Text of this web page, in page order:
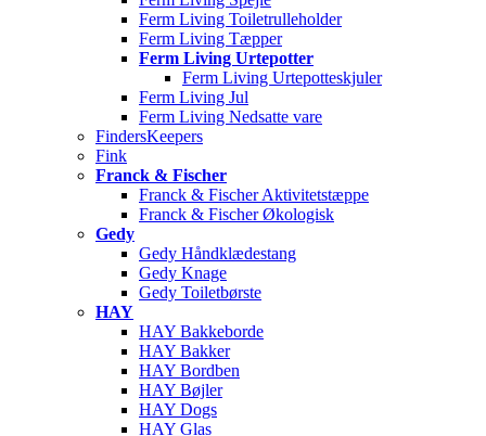
Ferm Living Toiletrulleholder
Ferm Living Tæpper
Ferm Living Urtepotter
Ferm Living Urtepotteskjuler
Ferm Living Jul
Ferm Living Nedsatte vare
FindersKeepers
Fink
Franck & Fischer
Franck & Fischer Aktivitetstæppe
Franck & Fischer Økologisk
Gedy
Gedy Håndklædestang
Gedy Knage
Gedy Toiletbørste
HAY
HAY Bakkeborde
HAY Bakker
HAY Bordben
HAY Bøjler
HAY Dogs
HAY Glas